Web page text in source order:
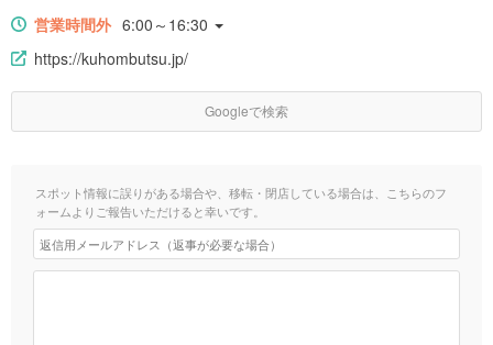
営業時間外 6:00～16:30
https://kuhombutsu.jp/
Googleで検索
スポット情報に誤りがある場合や、移転・閉店している場合は、こちらのフ
ォームよりご報告いただけると幸いです。